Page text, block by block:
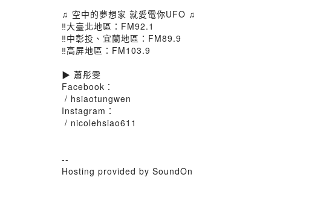
♫ 空中的夢想家 就愛電你UFO ♫
‼️大臺北地區：FM92.1
‼️中彰投、宜蘭地區：FM89.9
‼️高屏地區：FM103.9
▶ 蕭彤雯
Facebook：
/ hsiaotungwen
Instagram：
/ nicolehsiao611
--
Hosting provided by SoundOn